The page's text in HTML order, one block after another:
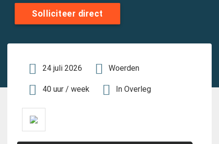
Solliciteer direct
24 juli 2026 Woerden
40 uur / week In Overleg